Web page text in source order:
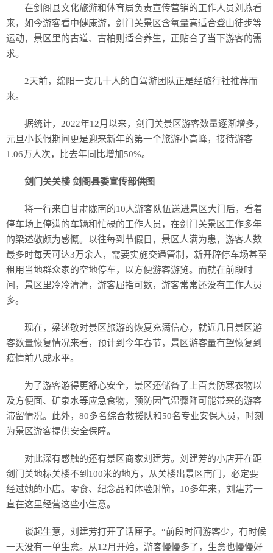
在剑阁县文化旅游和体育局负责宣传营销的工作人员刘燕看
来，如今游客看中健康游，剑门关景区含氧量高适合登山徒步等
运动，景区里的古道、古柏则适合养生，正贴合了当下游客的需
求。
2天前，绵阳一支几十人的自驾游团队正是经旅行社推荐而
来。
据统计，2022年12月以来，剑门关景区游客数量逐渐增多，
元旦小长假期间更是迎来新年的第一个旅游小高峰，接待游客
1.06万人次，比去年同比增加50%。
剑门关关楼 剑阁县委宣传部供图
将一行来自甘肃陇南的10人游客队伍送进景区大门后，看着
停车场上停满的车辆和忙碌的工作人员，在剑门关景区工作多年
的梁述敬颇为感慨。以往每到节假日，景区人满为患，游客人数
最多时每天可达3万余人，需要实施交通管制，新开辟停车场甚至
租用当地群众家的空地停车，以方便游客游览。而就在前段时
间，景区里冷冷清清，游客屈指可数，游客常常还没有工作人员
多。
现在，梁述敬对景区旅游的恢复充满信心，就近几日景区游
客数量恢复情况来看，预计到今年春节，景区游客量有望恢复到
疫情前八成水平。
为了游客游得更舒心安全，景区还储备了上百套防寒衣物以
及方便面、矿泉水等应急食物，预防因气温骤降可能带来的游客
滞留情况。此外，80多名综合救援队和50名专业安保人员，时刻
为景区游客提供安全保障。
对此深有感触的还有景区商家刘建芳。刘建芳的小店开在距
剑门关地标关楼不到100米的地方，从关楼出景区南门，必定要
经过她的小店。零食、纪念品和体验射箭，10多年来，刘建芳一
直在这里经营这些小生意。
谈起生意，刘建芳打开了话匣子。“前段时间游客少，有时候
一天没有一单生意。从12月开始，游客慢慢多了，生意也慢慢好